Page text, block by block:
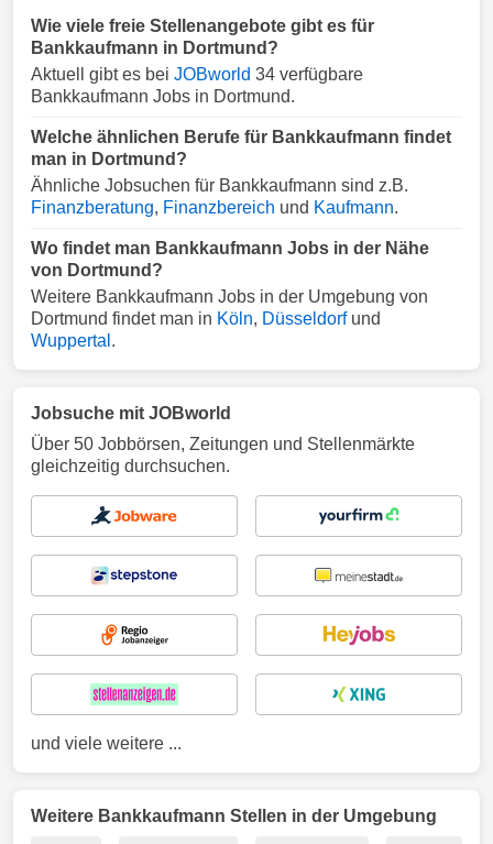
Wie viele freie Stellenangebote gibt es für
Bankkaufmann in Dortmund?
Aktuell gibt es bei JOBworld 34 verfügbare
Bankkaufmann Jobs in Dortmund.
Welche ähnlichen Berufe für Bankkaufmann findet
man in Dortmund?
Ähnliche Jobsuchen für Bankkaufmann sind z.B.
Finanzberatung, Finanzbereich und Kaufmann.
Wo findet man Bankkaufmann Jobs in der Nähe
von Dortmund?
Weitere Bankkaufmann Jobs in der Umgebung von
Dortmund findet man in Köln, Düsseldorfund
Wuppertal .
Jobsuche mit JOBworld
Über 50 Jobbörsen, Zeitungen und Stellenmärkte
gleichzeitig durchsuchen.
und viele weitere ...
Weitere Bankkaufmann Stellen in der Umgebung